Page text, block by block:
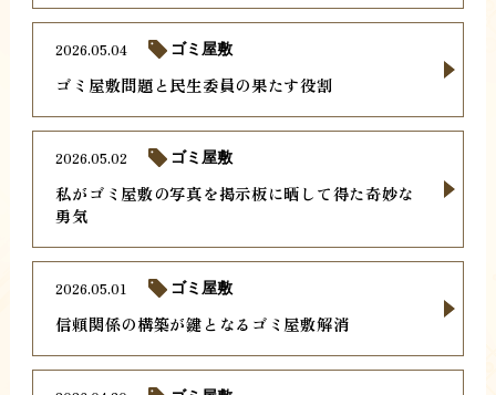
ゴミ屋敷問題と民生委員の果たす役割
2026.05.04 ゴミ屋敷
私がゴミ屋敷の写真を掲示板に晒して得た奇妙な
勇気
2026.05.02 ゴミ屋敷
信頼関係の構築が鍵となるゴミ屋敷解消
2026.05.01 ゴミ屋敷